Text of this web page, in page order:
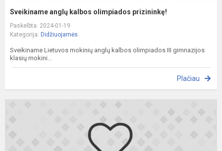
Sveikiname anglų kalbos olimpiados prizininkę!
Paskelbta: 2024-01-19
Kategorija: Didžiuojamės
Sveikiname Lietuvos mokinių anglų kalbos olimpiados III gimnazijos
klasių mokini...
Plačiau